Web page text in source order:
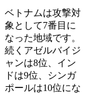
ベトナムは攻撃対
象として7番目に
なった地域です。
続くアゼルバイジ
ャンは8位、イン
ドは9位、シンガ
ポールは10位にな